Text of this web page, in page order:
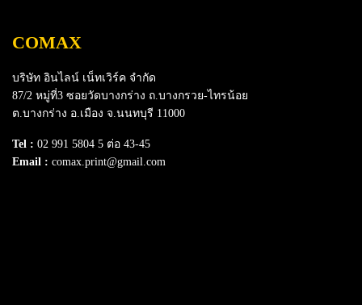
COMAX
บริษัท อินไลน์ เน็ทเวิร์ค จำกัด
87/2 หมู่ที่3 ซอยวัดบางกร่าง ถ.บางกรวย-ไทรน้อย
ต.บางกร่าง อ.เมือง จ.นนทบุรี 11000
Tel : 02 991 5804 5 ต่อ 43-45
Email : comax.print@gmail.com